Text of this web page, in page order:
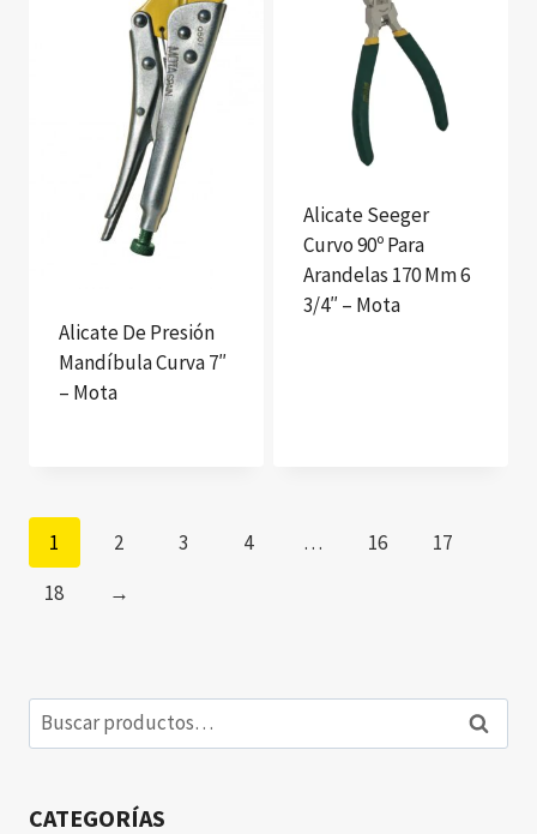
Alicate De Presión
Mandíbula Curva 7″
– Mota
Alicate Seeger
Curvo 90º Para
Arandelas 170 Mm 6
3/4″ – Mota
1 2 3 4 … 16
17
18
→
Buscar
por:
Buscar
CATEGORÍAS